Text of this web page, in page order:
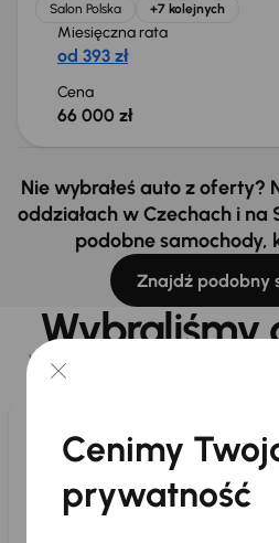
Salon Polska
+7 kolejnych
Miesięczna rata
od 393 zł
Cena
66 000 zł
Nie wybrałeś auto z oferty?
oddziałach w Czechach i na
podobne samochody,
Znajdź podobny
Wybraliśmy
Wybieramy dla Ciebie
Cenimy
prywatność